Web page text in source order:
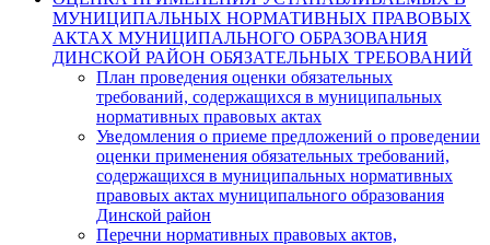
МУНИЦИПАЛЬНЫХ НОРМАТИВНЫХ ПРАВОВЫХ
АКТАХ МУНИЦИПАЛЬНОГО ОБРАЗОВАНИЯ
ДИНСКОЙ РАЙОН ОБЯЗАТЕЛЬНЫХ ТРЕБОВАНИЙ
План проведения оценки обязательных
требований, содержащихся в муниципальных
нормативных правовых актах
Уведомления о приеме предложений о проведении
оценки применения обязательных требований,
содержащихся в муниципальных нормативных
правовых актах муниципального образования
Динской район
Перечни нормативных правовых актов,